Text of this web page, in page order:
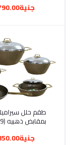
جنية6,790.00
أضف إلى
طقم حلل
بمقابض ذهبيه (9 قطعه
جنية3,850.00